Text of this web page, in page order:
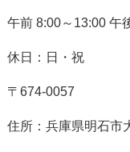
午前8:00～ 13:00 午
休日：日・祝
〒 674-0057
住所： 兵庫県明石市